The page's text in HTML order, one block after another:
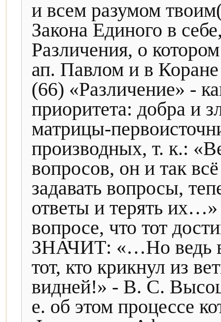
и всем разумом
Закона Единого в
Различения, о
ап. Павлом и в
(66) «Различение» -
приоритета: добра и
матрицы-
производных, т. к.:
вопросов, он и так
задавать вопросы,
ответы и терять их…»
вопросе, что тот
ЗНАЧИТ: «…Но ведь
тот, кто крикнул из
видней!» - В. С.
е. об этом процессе